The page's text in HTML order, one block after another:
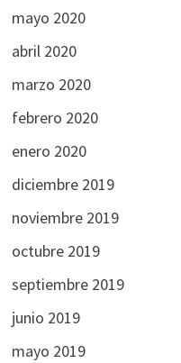
mayo 2020
abril 2020
marzo 2020
febrero 2020
enero 2020
diciembre 2019
noviembre 2019
octubre 2019
septiembre 2019
junio 2019
mayo 2019